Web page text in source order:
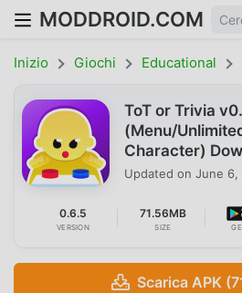
MODDROID.COM
Inizio Giochi Educational
ToT or Trivia
(Menu/
Character)
Updated on June 6,
0.6.5
VERSION
71.56MB
SIZE
Scarica APK